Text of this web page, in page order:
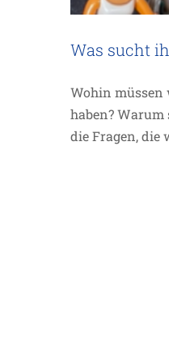
Was sucht
Wohin müssen
haben? Warum
die Fragen, die